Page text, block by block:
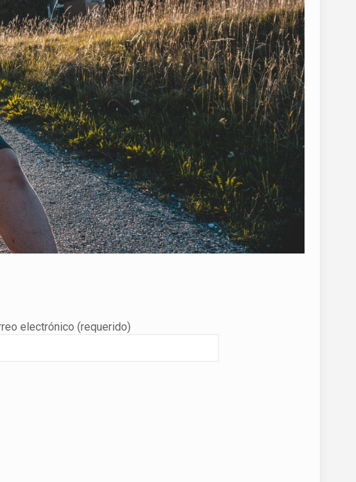
electrónico (requerido)